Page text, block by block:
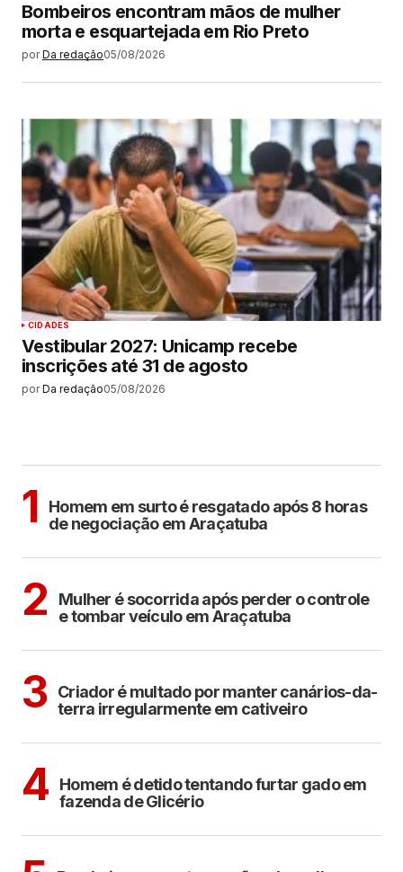
Bombeiros encontram mãos de mulher
morta e esquartejada em Rio Preto
por Da redação05/08/2026
CIDADES
Vestibular 2027: Unicamp recebe
inscrições até 31 de agosto
por Da redação05/08/2026
1
Homem em surto é resgatado após 8 horas
de negociação em Araçatuba
2
Mulher é socorrida após perder o controle
e tombar veículo em Araçatuba
3 Criador é multado por manter canários-da-
terra irregularmente em cativeiro
4
Homem é detido tentando furtar gado em
fazenda de Glicério